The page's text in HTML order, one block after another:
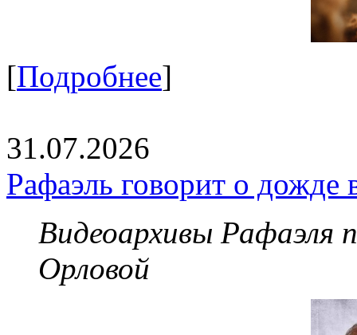
[Подробнее]
31.07.2026
Рафаэль говорит о дожде
Видеоархивы Рафаэля
Орловой